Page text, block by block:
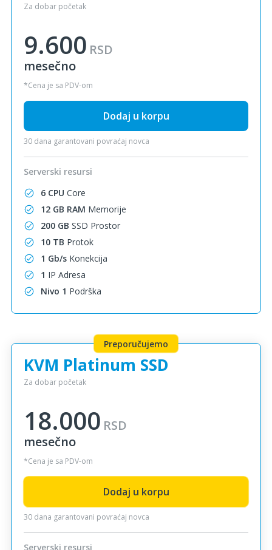
Za dobar početak
9.600RSD
mesečno
*Cena je sa PDV-om
Dodaj u korpu
30 dana garantovani povraćaj novca
Serverski resursi
6 CPU Core
12 GB RAM Memorije
200 GB SSD Prostor
10 TB Protok
1 Gb/s Konekcija
1 IP Adresa
Nivo 1 Podrška
Preporučujemo
KVM Platinum SSD
Za dobar početak
18.000RSD
mesečno
*Cena je sa PDV-om
Dodaj u korpu
30 dana garantovani povraćaj novca
Serverski resursi